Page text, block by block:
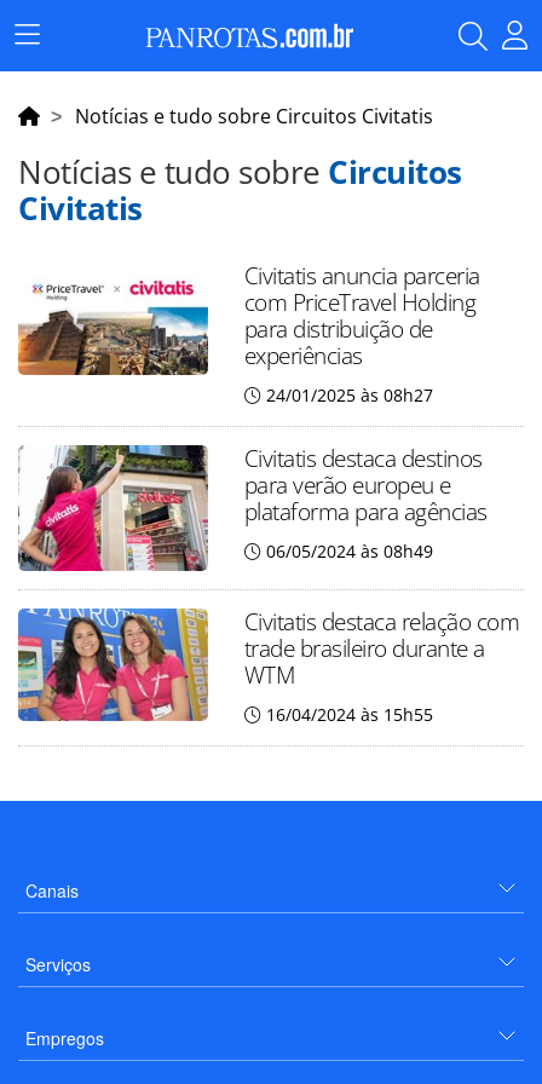
Menu
Principal
Notícias e tudo sobre Circuitos Civitatis
Notícias e tudo sobre Circuitos
Civitatis
Civitatis anuncia parceria
com PriceTravel Holding
para distribuição de
experiências
24/01/2025 às 08h27
Civitatis destaca destinos
para verão europeu e
plataforma para agências
06/05/2024 às 08h49
Civitatis destaca relação com
trade brasileiro durante a
WTM
16/04/2024 às 15h55
Canais
Serviços
Empregos